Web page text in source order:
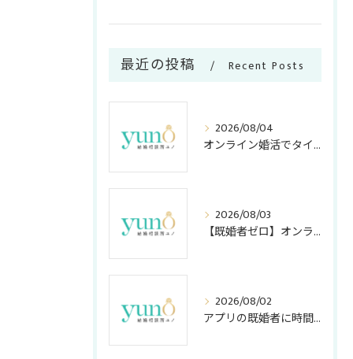
最近の投稿 Recent Posts
2026/08/04
オンライン婚活でタイパ重視のメリット
2026/08/03
【既婚者ゼロ】オンライン結婚相談所の「独身証明書」活用法！アプリ・店舗型との安全度＆コスト比較
2026/08/02
アプリの既婚者に時間を奪われない！アラサー女子が知っておくべき嘘の見破り方